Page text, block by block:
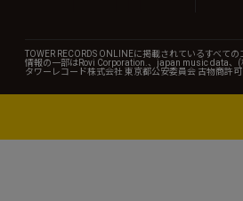
TOWER RECORDS ONLINEに掲載されているすべて
情報の一部はRovi Corporation.、japan music data、
タワーレコード株式会社 東京都公安委員会 古物商許